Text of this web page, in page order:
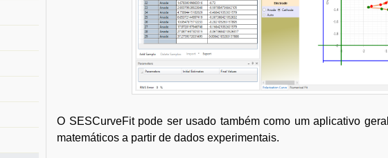
O SESCurveFit pode ser usado também como um aplicativo
matemáticos a partir de dados experimentais.